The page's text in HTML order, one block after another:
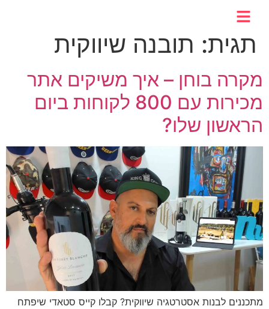
תגית: תובנה שיווקית
מקרה בוחן – איך משיקים אתר
מכירות עם 800 לקוחות ביום
הראשון שלו?
מתכננים לבנות אסטרטגיה שיווקית? קבלו קייס סטאדי שיפתח